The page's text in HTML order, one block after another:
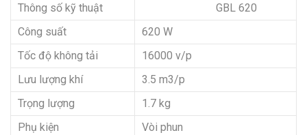
Thông số kỹ thuật
GBL 620
Công suất
620 W
Tốc độ không tải
16000 v/p
Lưu lượng khí
3.5 m3/p
Trọng lượng
1.7 kg
Phụ kiện
Vòi phun